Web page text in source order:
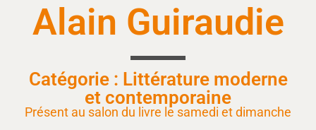
Alain Guiraudie
Catégorie : Littérature moderne
et contemporaine
Présent au salon du livre le samedi et dimanche